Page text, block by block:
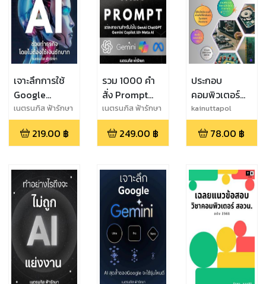
เจาะลึกการใช้
Google
Gemini AI
ช่วยทำธุรกิจ
โดยไม่ต้องใช้
เนตรนภิส ฟ้ารักษา
219.00 ฿
รวม 1000 คำ
สั่ง Prompt
แต่ละสายงาน
สำหรับใช้ใน
GenAI,
Google
Gemini,
Copilot, Meta
AI รวมถึง AI
อื่นๆ
เนตรนภิส ฟ้ารักษา
249.00 ฿
ประกอบ
คอมพิวเตอร์
ด้วยตัวเอง
(ฉบับไม่ง้อ
ช่างฯ)
kainuttapol
78.00 ฿